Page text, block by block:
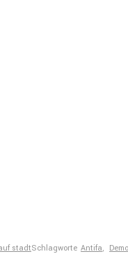
stadtSchlagworte Antifa,